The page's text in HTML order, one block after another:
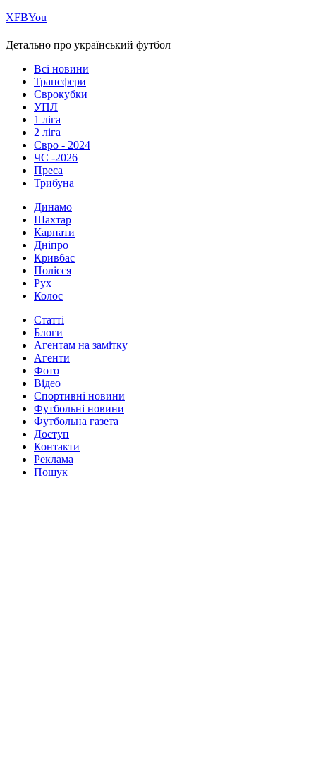
ХFBYou
Детально про український футбол
Всі новини
Трансфери
Єврокубки
УПЛ
1 ліга
2 ліга
Євро - 2024
ЧС -2026
Преса
Трибуна
Динамо
Шахтар
Карпати
Дніпро
Кривбас
Полісся
Рух
Колос
Статті
Блоги
Агентам на замітку
Агенти
Фото
Відео
Спортивні новини
Футбольні новини
Футбольна газета
Доступ
Контакти
Реклама
Пошук